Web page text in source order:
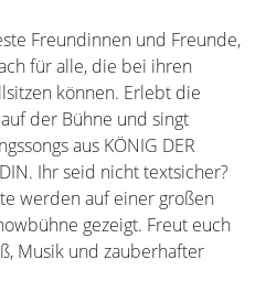
Freundinnen und Freunde,
für alle, die bei ihren
können. Erlebt die
der Bühne und singt
aus KÖNIG DER
Ihr seid nicht textsicher?
werden auf einer großen
gezeigt. Freut euch
Musik und zauberhafter